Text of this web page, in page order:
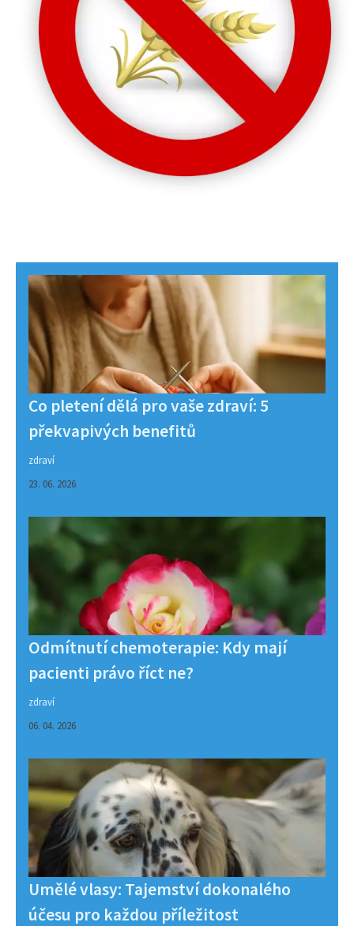
Co pletení dělá pro vaše zdraví: 5
překvapivých benefitů
zdraví
23. 06. 2026
Odmítnutí chemoterapie: Kdy mají
pacienti právo říct ne?
zdraví
06. 04. 2026
Umělé vlasy: Tajemství dokonalého
účesu pro každou příležitost